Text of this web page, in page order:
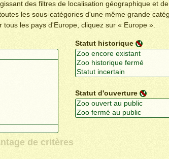
des filtres de localisation géographique et
les sous-catégories d'une même grande
les pays d'Europe, cliquez sur « Europe ».
Statut historique
Statut d'ouverture
de critères